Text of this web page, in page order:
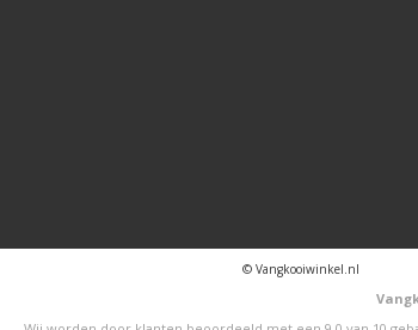
© Vangkooiwinkel.nl